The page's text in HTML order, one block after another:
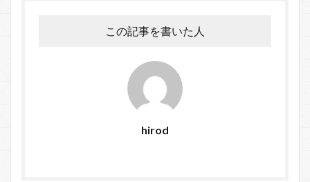
この記事を書いた人
hirod